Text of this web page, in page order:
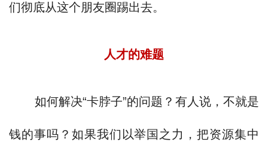
们彻底从这个朋友圈踢出去。
人才的难题
如何解决“卡脖子”的问题？有人说，不就是
钱的事吗？如果我们以举国之力，把资源集中